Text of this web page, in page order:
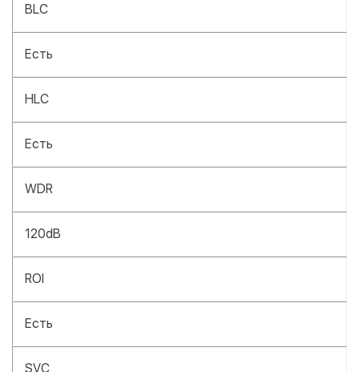
BLC
Есть
HLC
Есть
WDR
120dB
ROI
Есть
SVC